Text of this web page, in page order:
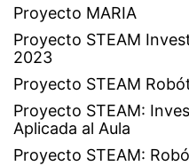
Proyecto MARIA
Proyecto STEAM
2023
Proyecto STEAM
Proyecto STEAM:
Aplicada al Aula
Proyecto STEAM: